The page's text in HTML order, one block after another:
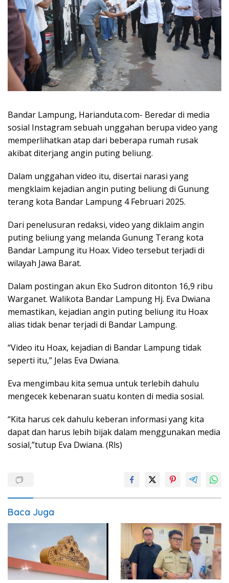
Bandar Lampung, Harianduta.com- Beredar di media
sosial Instagram sebuah unggahan berupa video yang
memperlihatkan atap dari beberapa rumah rusak
akibat diterjang angin puting beliung.
Dalam unggahan video itu, disertai narasi yang
mengklaim kejadian angin puting beliung di Gunung
terang kota Bandar Lampung 4 Februari 2025.
Dari penelusuran redaksi, video yang diklaim angin
puting beliung yang melanda Gunung Terang kota
Bandar Lampung itu Hoax. Video tersebut terjadi di
wilayah Jawa Barat.
Dalam postingan akun Eko Sudron ditonton 16,9 ribu
Warganet. Walikota Bandar Lampung Hj. Eva Dwiana
memastikan, kejadian angin puting beliung itu Hoax
alias tidak benar terjadi di Bandar Lampung.
“Video itu Hoax, kejadian di Bandar Lampung tidak
seperti itu,” Jelas Eva Dwiana.
Eva mengimbau kita semua untuk terlebih dahulu
mengecek kebenaran suatu konten di media sosial.
“Kita harus cek dahulu keberan informasi yang kita
dapat dan harus lebih bijak dalam menggunakan media
sosial,”tutup Eva Dwiana. (Rls)
Baca Juga